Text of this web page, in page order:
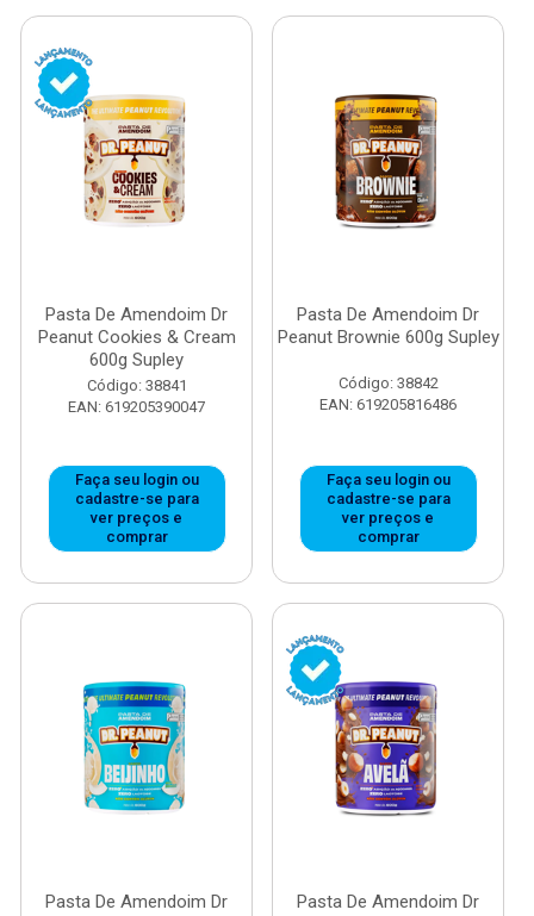
Pasta De Amendoim Dr
Peanut Cookies & Cream
600g Supley
Código: 38841
EAN: 619205390047
Faça seu login ou
cadastre-se para
ver preços e
comprar
Pasta De Amendoim Dr
Peanut Brownie 600g Supley
Código: 38842
EAN: 619205816486
Faça seu login ou
cadastre-se para
ver preços e
comprar
Pasta De Amendoim Dr
Pasta De Amendoim Dr